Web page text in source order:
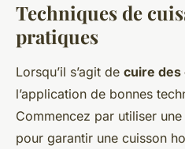
Techniques de
pratiques
Lorsqu’il s’agit de cuire des
l’application de bonnes
Commencez par utiliser une
pour garantir une cuisson